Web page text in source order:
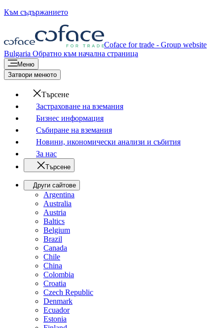
Към съдържанието
Coface for trade - Group website
Bulgaria Обратно към начална страница
Меню
Затвори менюто
Търсене
Застраховане на вземания
Бизнес информация
Събиране на вземания
Новини, икономически анализи и събития
За нас
Търсене
Други сайтове
Argentina
Australia
Austria
Baltics
Belgium
Brazil
Canada
Chile
China
Colombia
Croatia
Czech Republic
Denmark
Ecuador
Estonia